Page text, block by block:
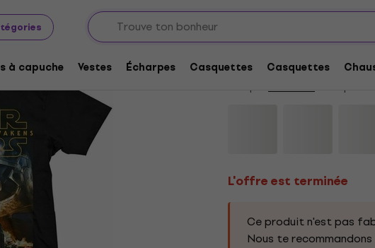
à capuche Vestes Écharpes Casquettes Casquettes
L'offre est terminée
Star Wars Episode
Marque: Code
L'offre est terminée
Ce produit n'est pas
Nous te